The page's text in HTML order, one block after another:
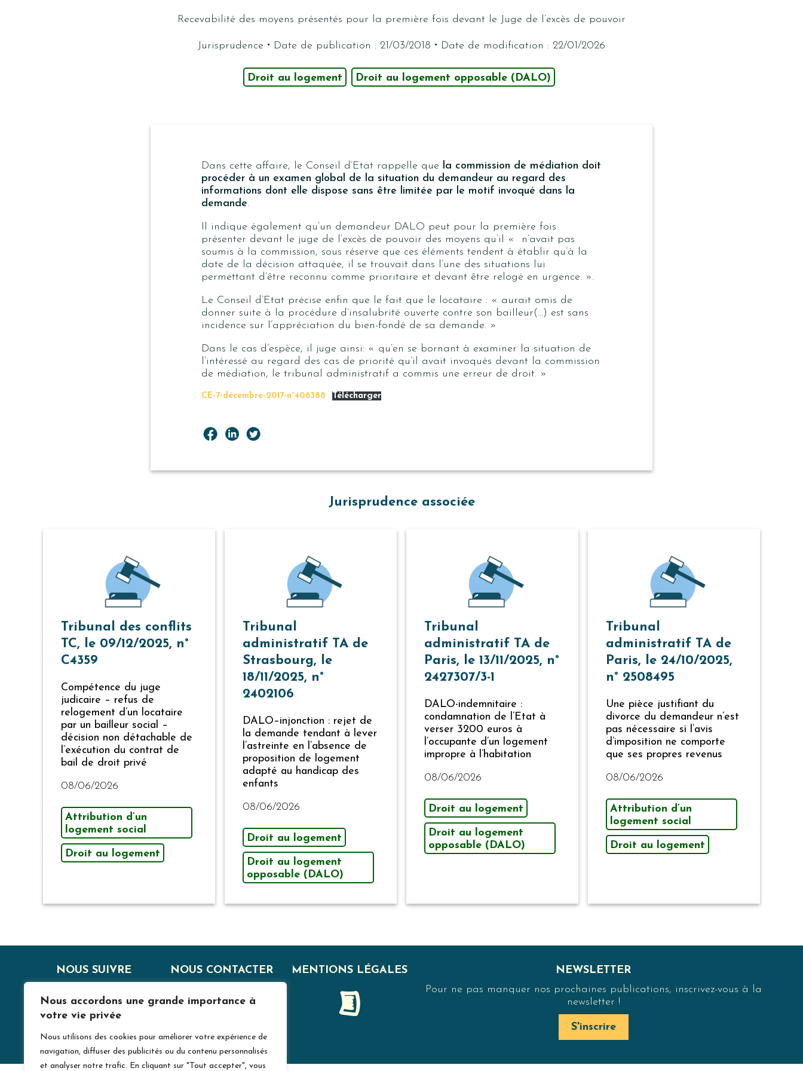
Nous accordons une grande importance à
votre vie privée
Nous utilisons des cookies pour améliorer votre expérience de
navigation, diffuser des publicités ou du contenu personnalisés
et analyser notre trafic. En cliquant sur "Tout accepter", vous
Recevabilité des moyens présentés pour la première fois devant le Juge de l’excès de pouvoir
Jurisprudence · Date de publication : 21/03/2018 · Date de modification : 22/01/2026
Droit au logement Droit au logement opposable (DALO)
Dans cette affaire, le Conseil d’Etat rappelle que la commission de médiation doit
procéder à un examen global de la situation du demandeur au regard des
informations dont elle dispose sans être limitée par le motif invoqué dans la
demande.
Il indique également qu’un demandeur DALO peut pour la première fois
présenter devant le juge de l’excès de pouvoir des moyens qu’il «
n’avait pas
soumis à la commission, sous réserve que ces éléments tendent à établir qu’à la
date de la décision attaquée, il se trouvait dans l’une des situations lui
permettant d’être reconnu comme prioritaire et devant être relogé en urgence. ».
Le Conseil d’Etat précise enfin que le fait que le locataire : « aurait omis de
donner suite à la procédure d’insalubrité ouverte contre son bailleur(…) est sans
incidence sur l’appréciation du bien-fondé de sa demande. »
Dans le cas d’espèce, il juge ainsi: « qu’en se bornant à examiner la situation de
l’intéressé au regard des cas de priorité qu’il avait invoqués devant la commission
de médiation, le tribunal administratif a commis une erreur de droit. »
CE-7-décembre-2017-n°406388 Télécharger
Jurisprudence associée
Tribunal des conflits
TC, le 09/12/2025, n°
C4359
Compétence du juge
judicaire – refus de
relogement d’un locataire
par un bailleur social –
décision non détachable de
l’exécution du contrat de
bail de droit privé
08/06/2026
Attribution d’un
logement social
Droit au logement
Tribunal
administratif TA de
Strasbourg, le
18/11/2025, n°
2402106
DALO–injonction : rejet de
la demande tendant à lever
l’astreinte en l’absence de
proposition de logement
adapté au handicap des
enfants
08/06/2026
Droit au logement
Droit au logement
opposable (DALO)
Tribunal
administratif TA de
Paris, le 13/11/2025, n°
2427307/3-1
DALO-indemnitaire :
condamnation de l’Etat à
verser 3200 euros à
l’occupante d’un logement
impropre à l’habitation
08/06/2026
Droit au logement
Droit au logement
opposable (DALO)
Tribunal
administratif TA de
Paris, le 24/10/2025,
n° 2508495
Une pièce justifiant du
divorce du demandeur n’est
pas nécessaire si l’avis
d’imposition ne comporte
que ses propres revenus
08/06/2026
Attribution d’un
logement social
Droit au logement
NOUS SUIVRE NOUS CONTACTER
J
MENTIONS LÉGALES
F
NEWSLETTER
Pour ne pas manquer nos prochaines publications, inscrivez-vous à la
newsletter !
S'inscrire